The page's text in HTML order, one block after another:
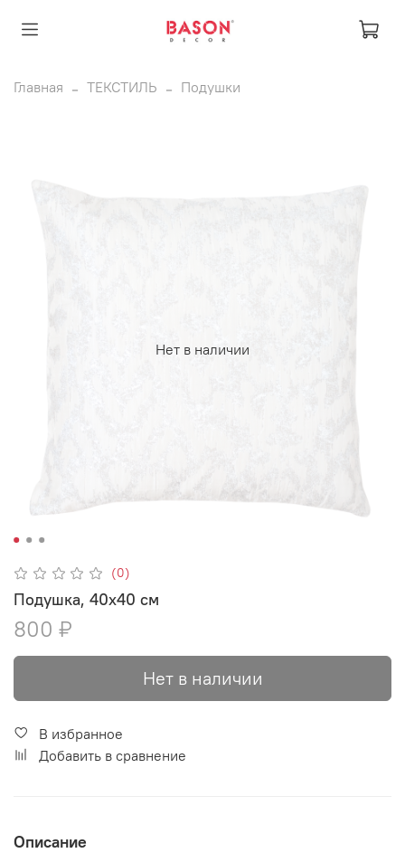
Главная ТЕКСТИЛЬ Подушки
Нет в наличии
(0)
Подушка, 40х40 см
800 ₽
Нет в наличии
В избранное
Добавить в сравнение
Описание